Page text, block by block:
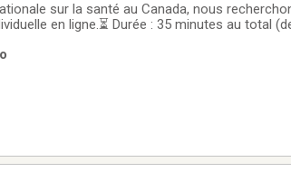
sur la santé au Canada, nous
en ligne.⏳ Durée : 35 minutes au total